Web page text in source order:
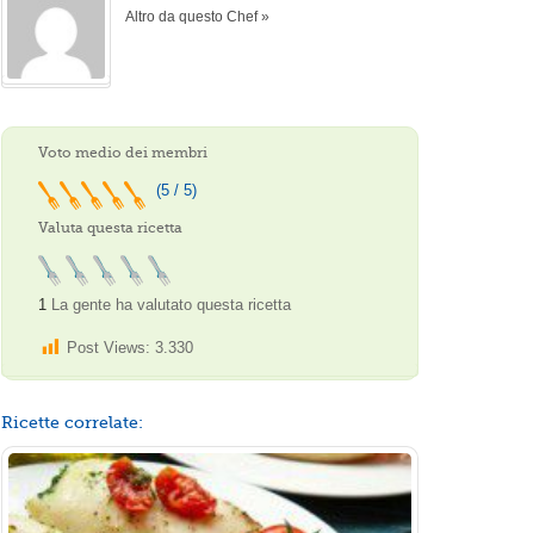
Altro da questo Chef »
Voto medio dei membri
(5 / 5)
Valuta questa ricetta
1 La gente ha valutato questa ricetta
Post Views: 3.330
Ricette correlate: